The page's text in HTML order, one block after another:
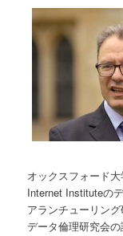
オックスフォード
Internet Instituteの
アランチューリン
データ倫理研究会